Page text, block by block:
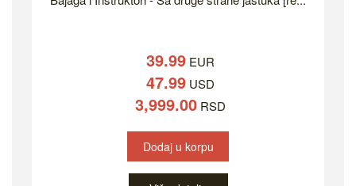
39.99EUR
47.99USD
3,999.00RSD
Dodaj u korpu